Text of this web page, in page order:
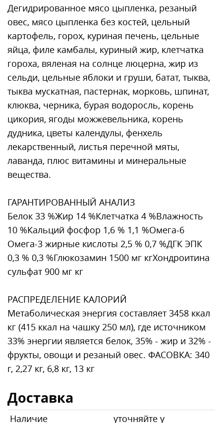
Дегидрированное мясо цыпленка, резаный
овес, мясо цыпленка без костей, цельный
картофель, горох, куриная печень, цельные
яйца, филе камбалы, куриный жир, клетчатка
гороха, вяленая на солнце люцерна, жир из
сельди, цельные яблоки и груши, батат, тыква,
тыква мускатная, пастернак, морковь, шпинат,
клюква, черника, бурая водоросль, корень
цикория, ягоды можжевельника, корень
дудника, цветы календулы, фенхель
лекарственный, листья перечной мяты,
лаванда, плюс витамины и минеральные
вещества.
ГАРАНТИРОВАННЫЙ АНАЛИЗ
Белок 33 %Жир 14 %Клетчатка 4 %Влажность
10 %Кальций фосфор 1,6 % 1,1 %Омега-6
Омега-3 жирные кислоты 2,5 % 0,7 %ДГК ЭПК
0,3 % 0,3 %Глюкозамин 1500 мг кгХондроитина
сульфат 900 мг кг
РАСПРЕДЕЛЕНИЕ КАЛОРИЙ
Метаболическая энергия составляет 3458 ккал
кг (415 ккал на чашку 250 мл), где источником
33% энергии является белок, 35% - жир и 32% -
фрукты, овощи и резаный овес. ФАСОВКА: 340
г, 2,27 кг, 6,8 кг, 13 кг
Доставка
Наличие
уточняйте у